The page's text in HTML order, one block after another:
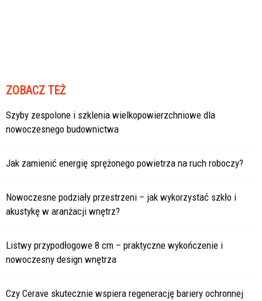
ZOBACZ TEŻ
Szyby zespolone i szklenia wielkopowierzchniowe dla
nowoczesnego budownictwa
Jak zamienić energię sprężonego powietrza na ruch roboczy?
Nowoczesne podziały przestrzeni – jak wykorzystać szkło i
akustykę w aranżacji wnętrz?
Listwy przypodłogowe 8 cm – praktyczne wykończenie i
nowoczesny design wnętrza
Czy Cerave skutecznie wspiera regenerację bariery ochronnej